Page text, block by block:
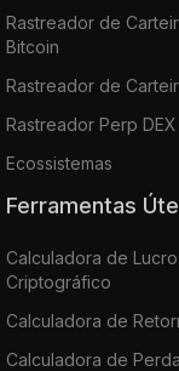
Rastreador de
Bitcoin
Rastreador de
Rastreador Perp DEX
Ecossistemas
Ferramentas
Calculadora de Lucro
Criptográfico
Calculadora de
Calculadora de Perda